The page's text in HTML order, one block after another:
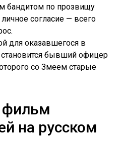
бандитом по прозвищу
согласие — всего
для оказавшегося в
бывший офицер
со Змеем старые
фильм
на русском